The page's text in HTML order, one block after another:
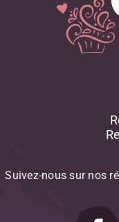
Suivez-nous sur nos